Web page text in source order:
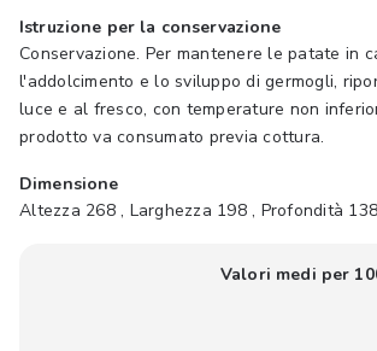
Istruzione per la conservazione
Conservazione. Per mantenere le patate in
l'addolcimento e lo sviluppo di germogli,
luce e al fresco, con temperature non
prodotto va consumato previa cottura.
Dimensione
Altezza 268 , Larghezza 198 , Profondità 138
Valori medi per